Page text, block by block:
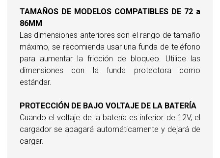
TAMAÑOS DE MODELOS COMPATIBLES DE 72 a
86MM
Las dimensiones anteriores son el rango de tamaño
máximo, se recomienda usar una funda de teléfono
para aumentar la fricción de bloqueo. Utilice las
dimensiones con la funda protectora como
estándar.
PROTECCIÓN DE BAJO VOLTAJE DE LA BATERÍA
Cuando el voltaje de la batería es inferior de 12V, el
cargador se apagará automáticamente y dejará de
cargar.